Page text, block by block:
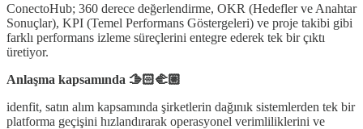
ConectoHub; 360 derece değerlendirme, OKR (Hedefler ve Anahtar
Sonuçlar), KPI (Temel Performans Göstergeleri) ve proje takibi gibi
farklı performans izleme süreçlerini entegre ederek tek bir çıktı
üretiyor.
Anlaşma kapsamında 🫱🏻‍🫲🏼
idenfit, satın alım kapsamında şirketlerin dağınık sistemlerden tek bir
platforma geçişini hızlandırarak operasyonel verimliliklerini ve